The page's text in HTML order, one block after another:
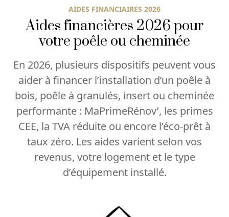
AIDES FINANCIAIRES 2026
Aides financières 2026 pour
votre poêle ou cheminée
En 2026, plusieurs dispositifs peuvent vous
aider à financer l’installation d’un poêle à
bois, poêle à granulés, insert ou cheminée
performante : MaPrimeRénov’, les primes
CEE, la TVA réduite ou encore l’éco-prêt à
taux zéro. Les aides varient selon vos
revenus, votre logement et le type
d’équipement installé.